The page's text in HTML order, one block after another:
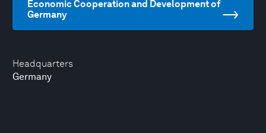
Headquarters
Germany
Economic Cooperation and Development of
Germany